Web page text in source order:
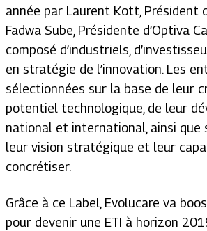
année par Laurent Kott, Président
Fadwa Sube, Présidente d’Optiva
composé d’industriels,
en stratégie de l’innovation. Les
sélectionnées sur la base de leur
potentiel technologique, de leur
national et international, ainsi que
leur vision stratégique et leur
concrétiser.
Grâce à ce Label, Evolucare va
pour devenir une ETI à horizon